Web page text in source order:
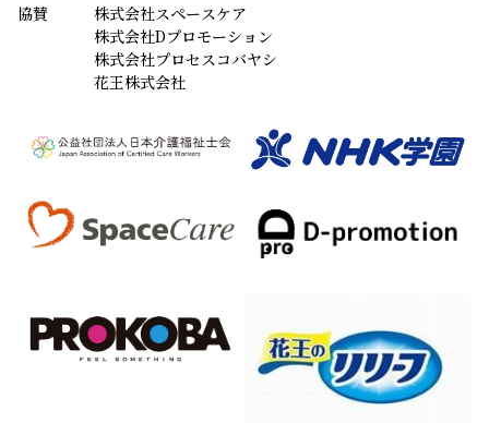
協賛
株式会社スペースケア
株式会社Dプロモーション
株式会社プロセスコバヤシ
花王株式会社